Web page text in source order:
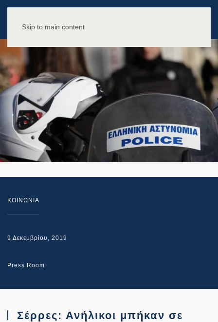
Skip to main content
ΚΟΙΝΩΝΙΑ
9 Δεκεμβρίου, 2019
Press Room
Σέρρες: Ανήλικοι μπήκαν σε